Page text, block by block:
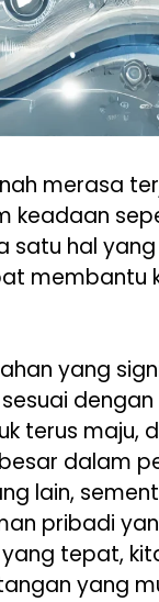
merasa
keadaan
satu hal
membantu
yang
terus maju,
dalam
lain,
pribadi
tepat,
yang